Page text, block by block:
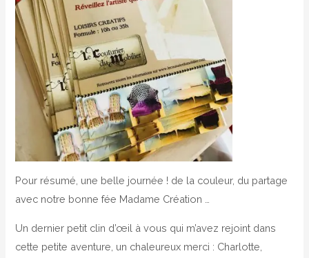
Pour résumé, une belle journée ! de la couleur, du partage
avec notre bonne fée Madame Création …
Un dernier petit clin d’œil à vous qui m’avez rejoint dans
cette petite aventure, un chaleureux merci : Charlotte,